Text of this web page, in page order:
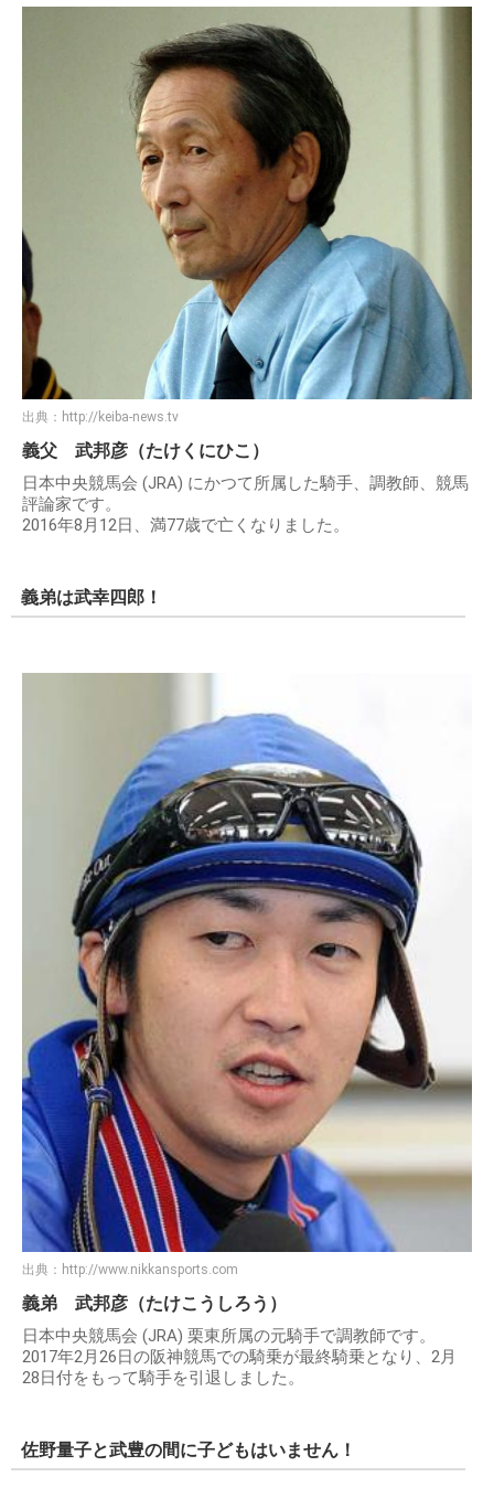
出典： http://keiba-news.tv
義父 武邦彦（たけくにひこ）
日本中央競馬会 (JRA) にかつて所属した騎手、調教師、競馬
評論家です。
2016年8月12日、満77歳で亡くなりました。
義弟は武幸四郎！
出典： http://www.nikkansports.com
義弟 武邦彦（たけこうしろう）
日本中央競馬会 (JRA) 栗東所属の元騎手で調教師です。
2017年2月26日の阪神競馬での騎乗が最終騎乗となり、2月
28日付をもって騎手を引退しました。
佐野量子と武豊の間に子どもはいません！